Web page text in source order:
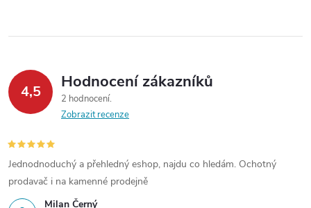
4,5 Hodnocení zákazníků
2 hodnocení
Zobrazit recenze
Milan Černý
Jednodnoduchý a přehledný eshop, najdu co hledám. Ochotný
prodavač i na kamenné prodejně